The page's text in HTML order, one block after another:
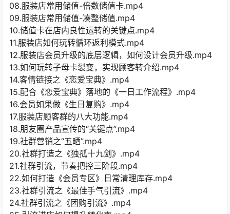
08.服装店常用储值-倍数储值卡.mp4
09.服装店常用储值-凑整储值.mp4
10.储值卡在店内良性运转的关键点.mp4
11.服装店如何玩转循环返利模式.mp4
12.服装店会员升级的底层逻辑，如何设计会员升级.mp4
13.如何玩转子母卡裂变，实现顾客转介绍.mp4
14.客情链接之《恋爱宝典》.mp4
15.配合《恋爱宝典》落地的《一日工作流程》.mp4
16.会员如果做《生日复购》.mp4
17.服装店顾客群的八大功能.mp4
18.朋友圈产品宣传的“关键点”.mp4
19.社群营销之“五晒”.mp4
20.社群打造之《独孤十九剑》.mp4
21.社群引流，节奏把控三阶段.mp4
22.如何打造《会员专区》日常清理库存.mp4
23.社群引流之《最佳手气引流》.mp4
24.社群引流之《团购引流》.mp4